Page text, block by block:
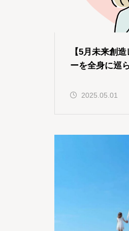
【5月未来創
ーを全身に巡
2025.05.01